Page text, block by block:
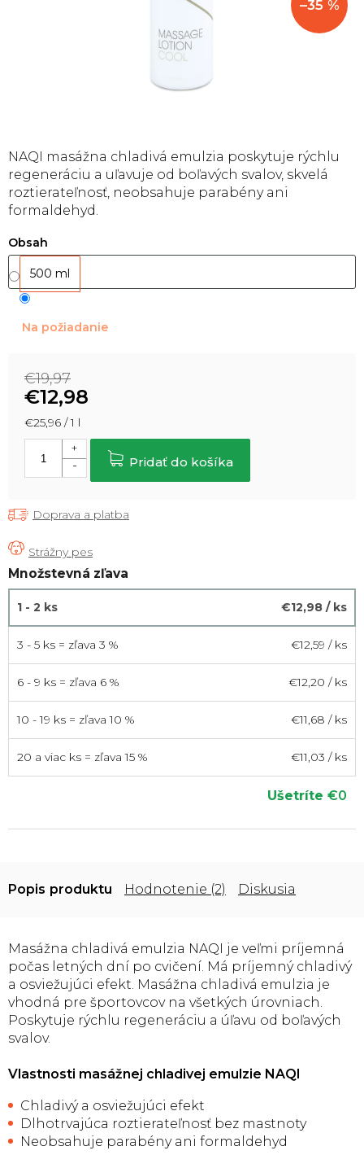
–35 %
Na požiadanie
Obsah
500 ml
Množstevná zľava
1 - 2 ks €12,98 / ks
3 - 5 ks = zľava 3 % €12,59 / ks
6 - 9 ks = zľava 6 % €12,20 / ks
10 - 19 ks = zľava 10 % €11,68 / ks
20 a viac ks = zľava 15 % €11,03 / ks
Ušetríte €0
€19,97
€12,98
Jednotková
cena:
€25,96 / 1 l
Pridať do košíka
NAQI masážna chladivá emulzia poskytuje rýchlu
regeneráciu a uľavuje od boľavých svalov, skvelá
roztierateľnosť, neobsahuje parabény ani
formaldehyd.
Doprava a platba
Popis Hodnotenie (2) Diskusia
Masážna chladivá emulzia NAQI je veľmi príjemná
počas letných dní po cvičení. Má príjemný chladivý
a osviežujúci efekt. Masážna chladivá emulzia je
vhodná pre športovcov na všetkých úrovniach.
Poskytuje rýchlu regeneráciu a úľavu od boľavých
svalov.
Vlastnosti masážnej chladivej emulzie NAQI
Chladivý a osviežujúci efekt
Dlhotrvajúca roztierateľnosť bez mastnoty
Neobsahuje parabény ani formaldehyd